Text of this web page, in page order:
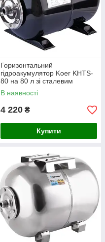
Горизонтальний
гідроакумулятор Koer KHTS-
80 на 80 л зі сталевим
корпусом 1,2 мм та
нержавіючим фланцем
В наявності
4 220 ₴
Купити